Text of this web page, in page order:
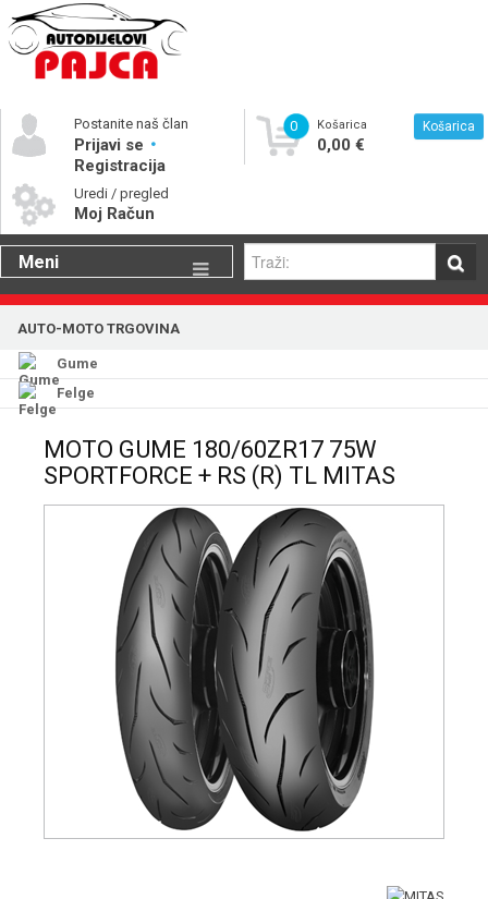
Postanite naš član
Prijavi se
Registracija
Uredi / pregled
Moj Račun
0 Košarica
0,00 €
Košarica
Meni
Gume
Katalog rezervnih dijelova
AUTO-MOTO TRGOVINA
Gume
Felge
MOTO GUME 180/60ZR17 75W
SPORTFORCE + RS (R) TL MITAS